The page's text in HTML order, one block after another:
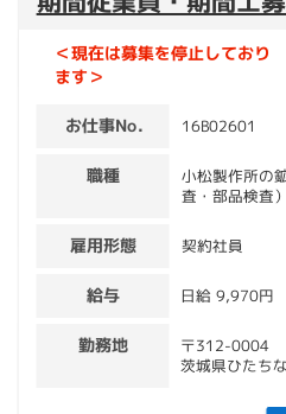
＜現在は募集を停止しており
ます＞
お仕事No. 16B02601
職種 小松製作所の
査・部品検査）
雇用形態 契約社員
給与 日給 9,970円
勤務地 〒312-0004
茨城県ひたち